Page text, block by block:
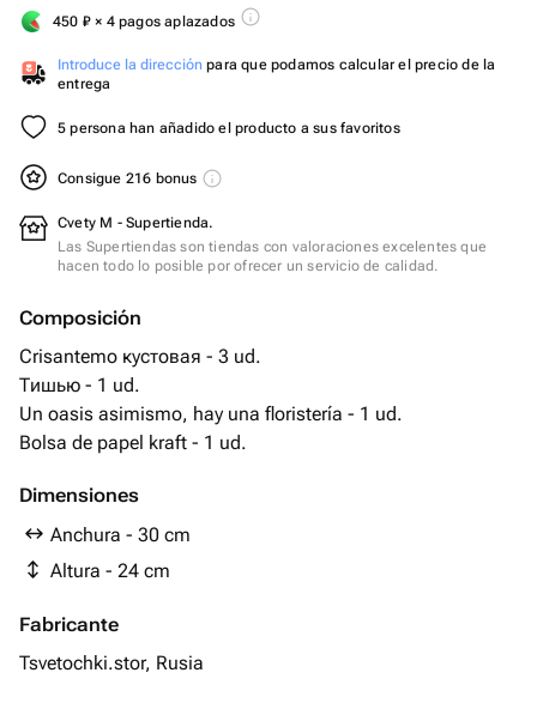
450 ₽ × 4 pagos aplazados
Introduce la dirección para que podamos calcular el precio de la
entrega
5 persona han añadido el producto a sus favoritos
Consigue 216 bonus
Cvety M - Supertienda.
Las Supertiendas son tiendas con valoraciones excelentes que
hacen todo lo posible por ofrecer un servicio de calidad.
Composición
Crisantemo кустовая - 3 ud.
Тишью - 1 ud.
Un oasis asimismo, hay una floristería - 1 ud.
Bolsa de papel kraft - 1 ud.
Dimensiones
Anchura - 30 cm
Altura - 24 cm
Fabricante
Tsvetochki.stor, Rusia